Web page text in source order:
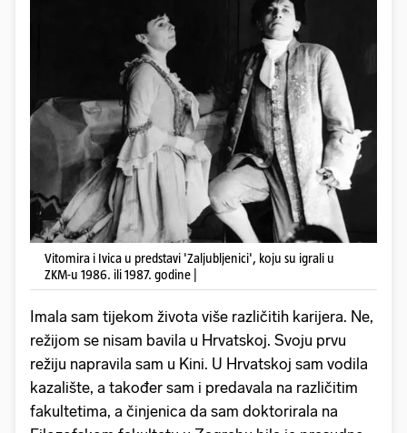
Vitomira i Ivica u predstavi 'Zaljubljenici', koju su igrali u
ZKM-u 1986. ili 1987. godine |
Imala sam tijekom života više različitih karijera. Ne,
režijom se nisam bavila u Hrvatskoj. Svoju prvu
režiju napravila sam u Kini. U Hrvatskoj sam vodila
kazalište, a također sam i predavala na različitim
fakultetima, a činjenica da sam doktorirala na